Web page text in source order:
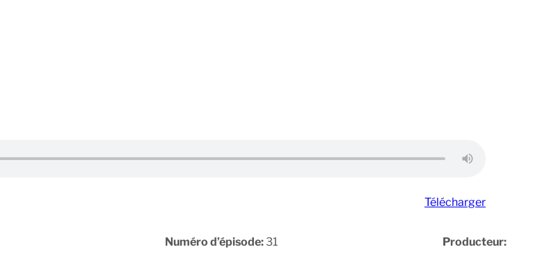
Télécharger
Numéro d’épisode: 31 Producteur: